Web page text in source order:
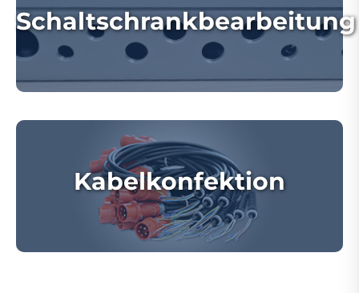
Schaltschrankbearbeitung
Kabelkonfektion